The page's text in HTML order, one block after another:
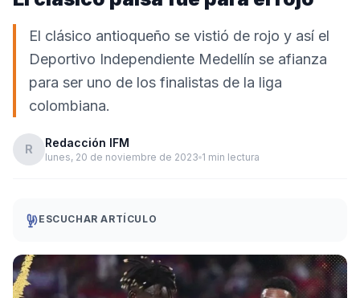
El clásico antioqueño se vistió de rojo y así el
Deportivo Independiente Medellín se afianza
para ser uno de los finalistas de la liga
colombiana.
R Redacción IFM
lunes, 20 de noviembre de 2023 1 min lectura
ESCUCHAR ARTÍCULO